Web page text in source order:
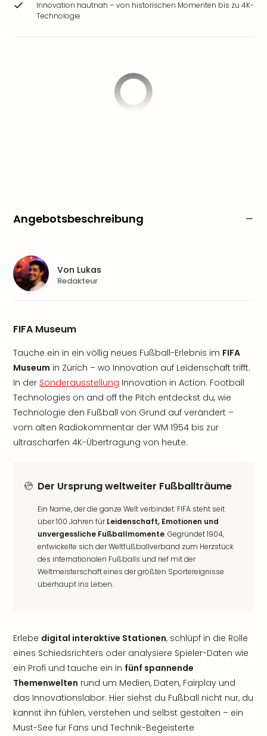
Innovation hautnah – von historischen Momenten bis zu 4K-
Technologie
Angebotsbeschreibung
FIFA Museum
Tauche ein in ein völlig neues Fußball-Erlebnis im FIFA
Museum in Zürich – wo Innovation auf Leidenschaft trifft.
In der Sonderausstellung Innovation in Action: Football
Technologies on and off the Pitch entdeckst du, wie
Technologie den Fußball von Grund auf verändert –
vom alten Radiokommentar der WM 1954 bis zur
ultrascharfen 4K-Übertragung von heute.
Der Ursprung weltweiter Fußballträume
Ein Name, der die ganze Welt verbindet: FIFA steht seit
über 100 Jahren fürLeidenschaft, Emotionen und
unvergessliche Fußballmomente. Gegründet 1904,
entwickelte sich der Weltfußballverband zum Herzstück
des internationalen Fußballs und rief mit der
Weltmeisterschaft eines der größten Sportereignisse
überhaupt ins Leben.
Erlebe digital interaktive Stationen, schlüpf in die Rolle
eines Schiedsrichters oder analysiere Spieler-Daten wie
ein Profi und tauche ein in fünf spannende
Themenwelten rund um Medien, Daten, Fairplay und
das Innovationslabor. Hier siehst du Fußball nicht nur, du
kannst ihn fühlen, verstehen und selbst gestalten – ein
Must-See für Fans und Technik-Begeisterte
Von Lukas
Redakteur